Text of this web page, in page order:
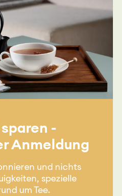
-
Anmeldung
und nichts
spezielle
um Tee.